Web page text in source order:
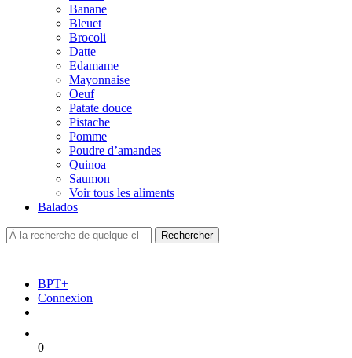
Banane
Bleuet
Brocoli
Datte
Edamame
Mayonnaise
Oeuf
Patate douce
Pistache
Pomme
Poudre d’amandes
Quinoa
Saumon
Voir tous les aliments
Balados
BPT+
Connexion
0